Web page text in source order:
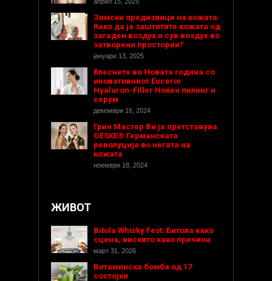
Зимски предизвици на кожата:
Како да ја заштитите кожата од
загаден воздух и сув воздух во
затворени простории?
јануари 13, 2025
Блеснете во Новата година со
иновативниот Eucerin
Hyaluron-Filler Ноќен пилинг и
серум
декември 16, 2024
Грин Мастер Ви ја претставува
GESKE® Германската
револуција во негата на
кожата
ноември 18, 2024
ЖИВОТ
Bitola Whisky Fest: Битола како
сцена, вискито како причина
март 31, 2026
Витаминска бомба од 17
состојки